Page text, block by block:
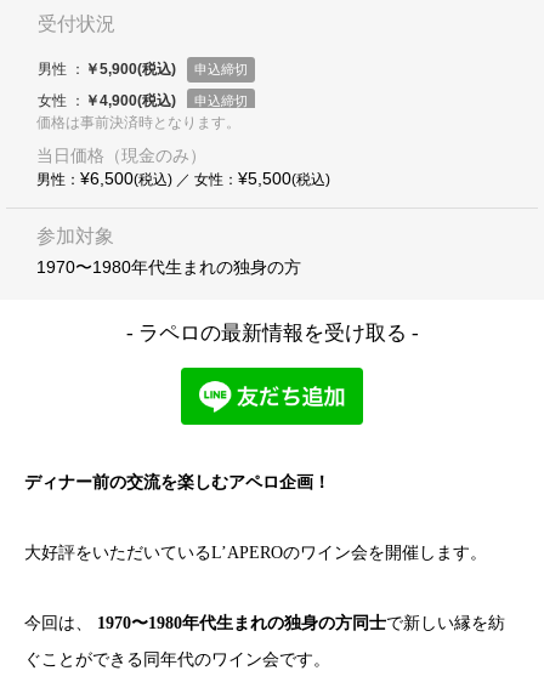
価格は事前決済時となります。
当日価格（現金のみ）
男性： ¥6,500(税込) ／ 女性： ¥5,500(税込)
参加対象
1970〜1980年代生まれの独身の方
- ラペロの最新情報を受け取る -
ディナー前の交流を楽しむアペロ企画！
大好評をいただいているL’APEROのワイン会を開催します。
今回は、 1970〜1980年代生まれの独身の方同士で新しい縁を紡
ぐことができる同年代のワイン会です。